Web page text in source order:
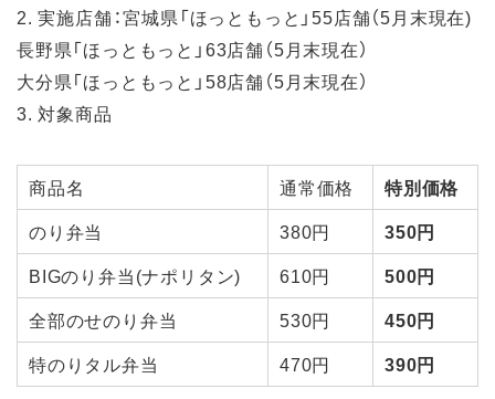
2. 実施店舗：宮城県「ほっともっと」55店舗（5月末現在)
長野県「ほっともっと」63店舗（5月末現在）
大分県「ほっともっと」58店舗（5月末現在）
3. 対象商品
商品名 通常価格
特別価格
のり弁当
380円
350円
BIGのり弁当(ナポリタン)
610円
500円
全部のせのり弁当
530円
450円
特のりタル弁当
470円 390円